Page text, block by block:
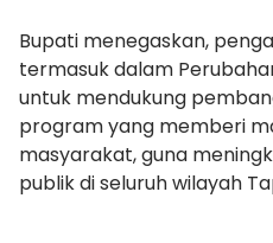
Bupati menegaskan,
termasuk dalam
untuk mendukung
program yang memberi
masyarakat, guna
publik di seluruh wilayah